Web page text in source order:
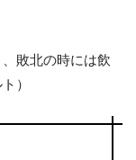
敗北の時には飲
）